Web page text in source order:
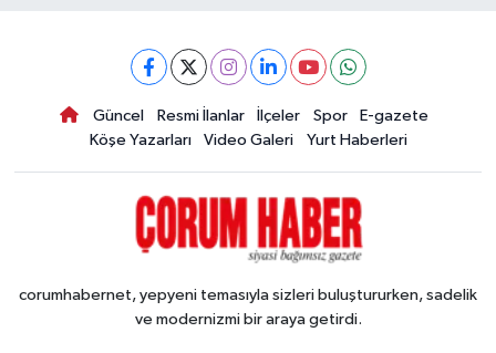
Güncel Resmi İlanlar İlçeler Spor
E-gazete
Köşe Yazarları
Video Galeri Yurt Haberleri
corumhabernet, yepyeni temasıyla sizleri buluştururken, sadelik
ve modernizmi bir araya getirdi.